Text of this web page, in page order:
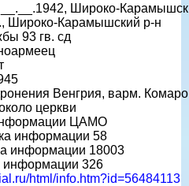
Широко-
Широко-Карамышский р-н
93 гв. сд
Венгрия, варм.
церкви
ЦАМО
информации 58
информации 18003
информации 326
html/info.htm?id=56484113